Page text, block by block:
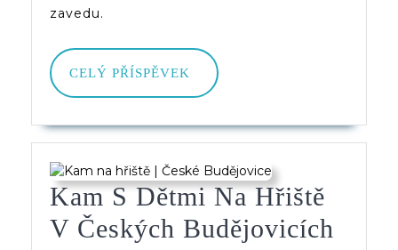
zavedu.
CELÝ PŘÍSPĚVEK
CELÝ
PŘÍSPĚVEK
Kam S Dětmi Na Hřiště
V Českých Budějovicích